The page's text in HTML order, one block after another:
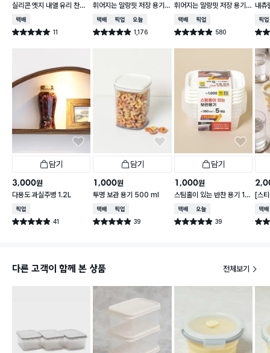
실리콘 엣지 내열 유리 찬통
550 ml
택배배송
별점 5.0점 11
건 작성
휘어지는 말랑핏 저장 용기
2 L 그레이
택배배송매장픽업오늘배송
별점 4.9점 1,176
건 작성
휘어지는 말랑핏 저장 용기
900ml 스카이블루
택배배송매장픽업
별점 4.9점 580
건 작성
내츄
매장
별점
담기
3,000원
다용도 과실주병 1.2L
매장픽업
별점 4.9점 41
건 작성
담기
1,000원
투명 보관 용기 500 ml
택배배송매장픽업
별점 4.9점 39
건 작성
담기
1,000원
스팀홀이 있는 반찬 용기 18
0 ml 5개입
택배배송오늘배송
별점 4.9점 39
건 작성
[스
가
택배
별점
다른 고객이 함께 본 상품 전체보기